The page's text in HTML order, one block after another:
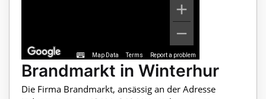
Map Data Terms Report a problem
Brandmarkt in Winterhur
Die Firma Brandmarkt, ansässig an der Adresse